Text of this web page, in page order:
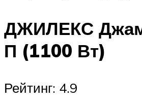
ДЖИЛЕКС
П (1100 Вт)
Рейтинг: 4.9